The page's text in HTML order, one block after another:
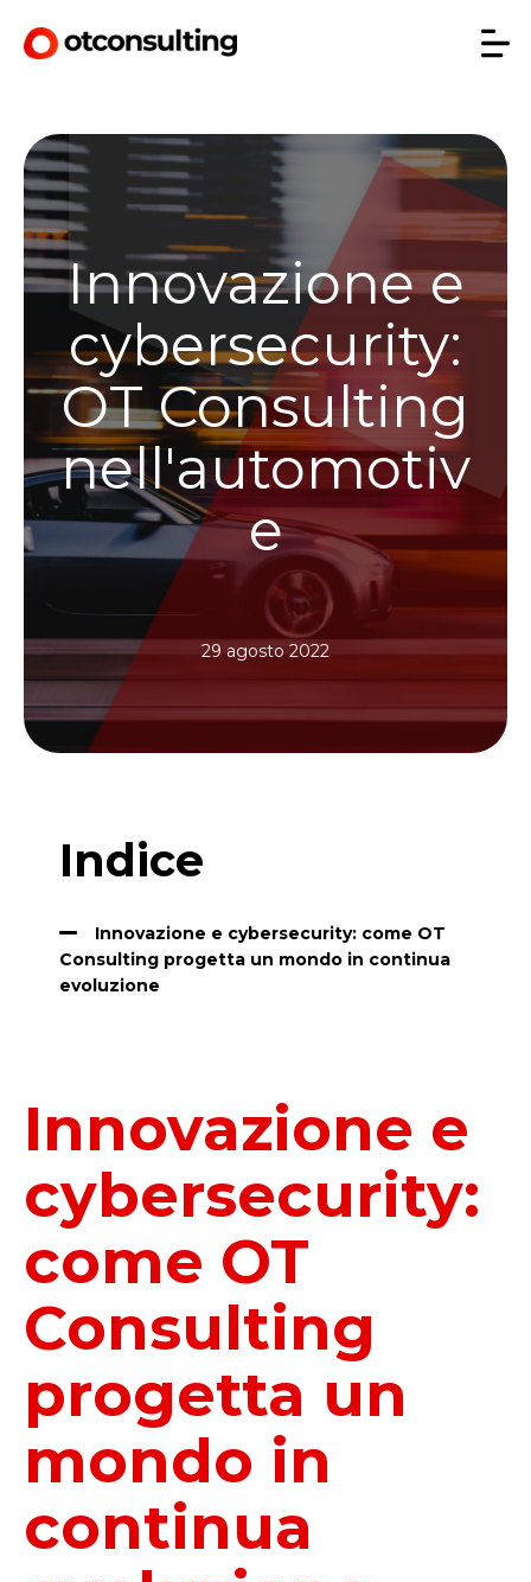
Innovazione e
cybersecurity:
OT Consulting
nell'automotiv
e
29 agosto 2022
Innovazione e
cybersecurity:
come OT
Consulting
progetta un
mondo in
continua
Indice
Innovazione e cybersecurity: come OT
Consulting progetta un mondo in continua
evoluzione